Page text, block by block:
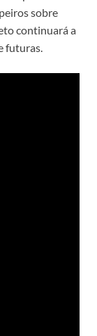
sobre
continuará a
futuras.